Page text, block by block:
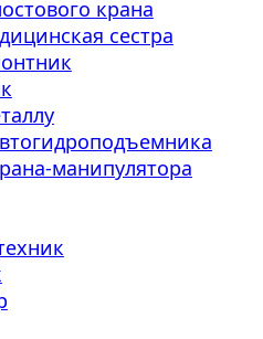
крана
сестра
манипулятора